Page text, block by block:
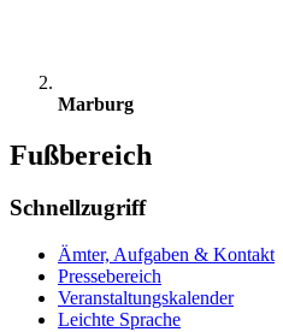
Marburg
Fußbereich
Schnellzugriff
Ämter, Aufgaben & Kontakt
Pressebereich
Veranstaltungskalender
Leichte Sprache